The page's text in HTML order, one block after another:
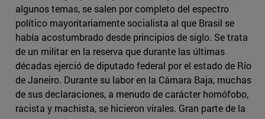
algunos temas, se salen por completo del espectro
político mayoritariamente socialista al que Brasil se
había acostumbrado desde principios de siglo. Se trata
de un militar en la reserva que durante las últimas
décadas ejerció de diputado federal por el estado de Río
de Janeiro. Durante su labor en la Cámara Baja, muchas
de sus declaraciones, a menudo de carácter homófobo,
racista y machista, se hicieron virales. Gran parte de la